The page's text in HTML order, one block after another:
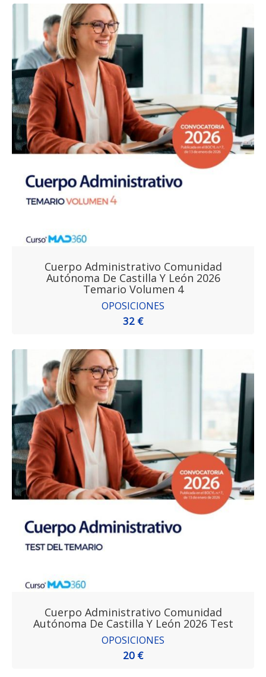
Cuerpo Administrativo Comunidad
Autónoma De Castilla Y León 2026
Temario Volumen 4
OPOSICIONES
32 €
Cuerpo Administrativo Comunidad
Autónoma De Castilla Y León 2026 Test
OPOSICIONES
20 €